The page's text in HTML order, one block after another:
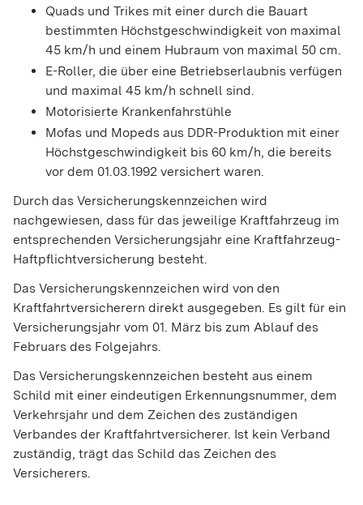
Quads und Trikes mit einer durch die Bauart
bestimmten Höchstgeschwindigkeit von maximal
45 km/h und einem Hubraum von maximal 50 cm.
E-Roller, die über eine Betriebserlaubnis verfügen
und maximal 45 km/h schnell sind.
Motorisierte Krankenfahrstühle
Mofas und Mopeds aus DDR-Produktion mit einer
Höchstgeschwindigkeit bis 60 km/h, die bereits
vor dem 01.03.1992 versichert waren.
Durch das Versicherungskennzeichen wird
nachgewiesen, dass für das jeweilige Kraftfahrzeug im
entsprechenden Versicherungsjahr eine Kraftfahrzeug-
Haftpflichtversicherung besteht.
Das Versicherungskennzeichen wird von den
Kraftfahrtversicherern direkt ausgegeben. Es gilt für ein
Versicherungsjahr vom 01. März bis zum Ablauf des
Februars des Folgejahrs.
Das Versicherungskennzeichen besteht aus einem
Schild mit einer eindeutigen Erkennungsnummer, dem
Verkehrsjahr und dem Zeichen des zuständigen
Verbandes der Kraftfahrtversicherer. Ist kein Verband
zuständig, trägt das Schild das Zeichen des
Versicherers.